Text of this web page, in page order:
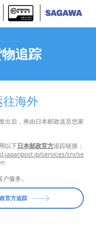
追踪
往海外
出后，将由日本邮政送至您家
以下日本邮政官方追踪链接：
services/srv/se
服务。
官方追踪